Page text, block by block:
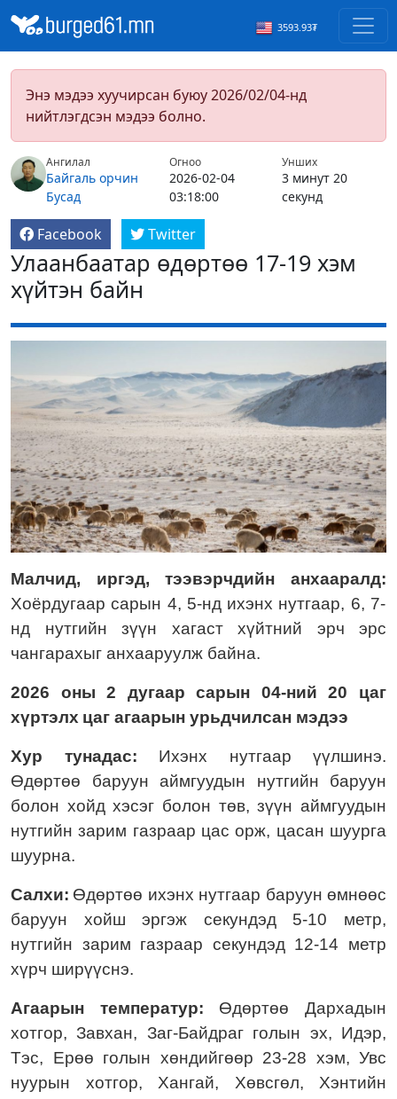
3593.93₮
Энэ мэдээ хуучирсан буюу 2026/02/04-нд
нийтлэгдсэн мэдээ болно.
Ангилал
Байгаль орчин
Бусад
Огноо
2026-02-04
03:18:00
Унших
3 минут 20
секунд
Facebook Twitter
Улаанбаатар өдөртөө 17-19 хэм
хүйтэн байн
Малчид, иргэд, тээвэрчдийн анхааралд:
Хоёрдугаар сарын 4, 5-нд ихэнх нутгаар, 6, 7-
нд нутгийн зүүн хагаст хүйтний эрч эрс
чангарахыг анхааруулж байна.
2026 оны 2 дугаар сарын 04-ний 20 цаг
хүртэлх цаг агаарын урьдчилсан мэдээ
Хур тунадас: Ихэнх нутгаар үүлшинэ.
Өдөртөө баруун аймгуудын нутгийн баруун
болон хойд хэсэг болон төв, зүүн аймгуудын
нутгийн зарим газраар цас орж, цасан шуурга
шуурна.
Салхи: Өдөртөө ихэнх нутгаар баруун өмнөөс
баруун хойш эргэж секундэд 5-10 метр,
нутгийн зарим газраар секундэд 12-14 метр
хүрч ширүүснэ.
Агаарын температур: Өдөртөө Дархадын
хотгор, Завхан, Заг-Байдраг голын эх, Идэр,
Тэс, Ерөө голын хөндийгөөр 23-28 хэм, Увс
нуурын хотгор, Хангай, Хөвсгөл, Хэнтийн